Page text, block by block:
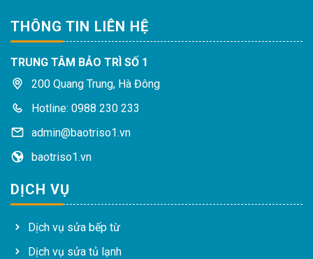
THÔNG TIN LIÊN HỆ
TRUNG TÂM BẢO TRÌ SỐ 1
200 Quang Trung, Hà Đông
Hotline: 0988 230 233
admin@baotriso1.vn
baotriso1.vn
DỊCH VỤ
Dịch vụ sửa bếp từ
Dịch vụ sửa tủ lạnh